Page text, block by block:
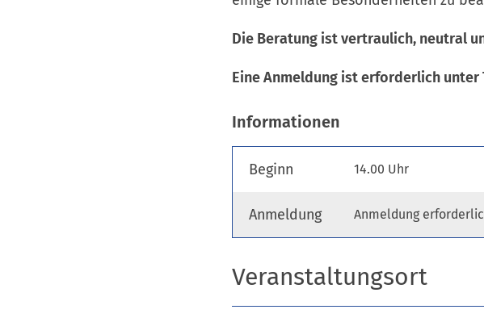
Die Beratung ist vertraulich, neutral
Eine Anmeldung ist erforderlich unter
Informationen
Beginn 14.00 Uhr
Anmeldung Anmeldung
Veranstaltungsort